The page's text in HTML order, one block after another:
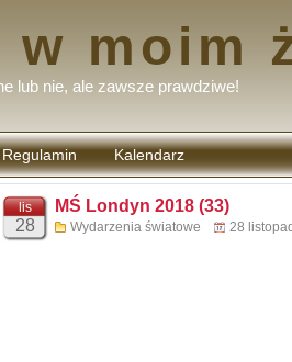
w moim
lub nie, ale zawsze prawdziwe!
Regulamin
komentarzy
Kalendarz
lis
28
MŚ Londyn 2018 (33)
Wydarzenia światowe 28